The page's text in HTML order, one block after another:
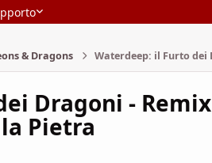
& Dragons Waterdeep: il Furto dei
Dragoni -
Pietra